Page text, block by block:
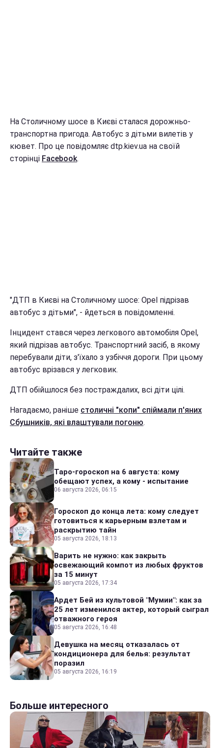
На Столичному шосе в Києві сталася дорожньо-
транспортна пригода. Автобус з дітьми вилетів у
кювет. Про це повідомляє dtp.kiev.ua на своїй
сторінці Facebook.
"ДТП в Києві на Столичному шосе: Opel підрізав
автобус з дітьми", - йдеться в повідомленні.
Інцидент стався через легкового автомобіля Opel,
який підрізав автобус. Транспортний засіб, в якому
перебували діти, з'їхало з узбіччя дороги. При цьому
автобус врізався у легковик.
ДТП обійшлося без постраждалих, всі діти цілі.
Нагадаємо, раніше столичні "копи" спіймали п'яних
Сбушників, які влаштували погоню.
Читайте также
Таро-гороскоп на 6 августа: кому
обещают успех, а кому - испытание
06 августа 2026, 06:15
Гороскоп до конца лета: кому следует
готовиться к карьерным взлетам и
раскрытию тайн
05 августа 2026, 18:13
Варить не нужно: как закрыть
освежающий компот из любых фруктов
за 15 минут
05 августа 2026, 17:34
Ардет Бей из культовой "Мумии": как за
25 лет изменился актер, который сыграл
отважного героя
05 августа 2026, 16:48
Девушка на месяц отказалась от
кондиционера для белья: результат
поразил
05 августа 2026, 16:19
Больше интересного